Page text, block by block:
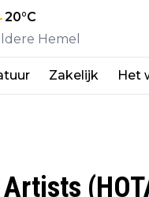
20°C
Hemel
Zakelijk Het